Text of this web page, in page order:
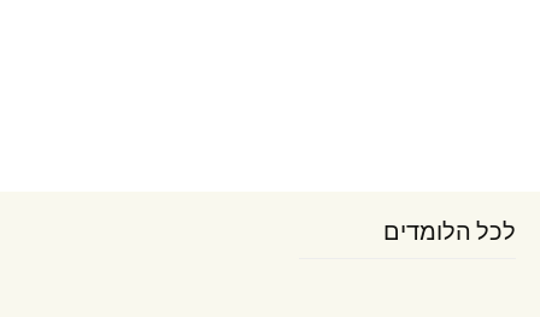
לכל הלומדים